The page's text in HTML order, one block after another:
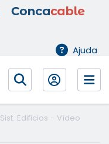
Ajuda
Sist. Edificios - Vídeo